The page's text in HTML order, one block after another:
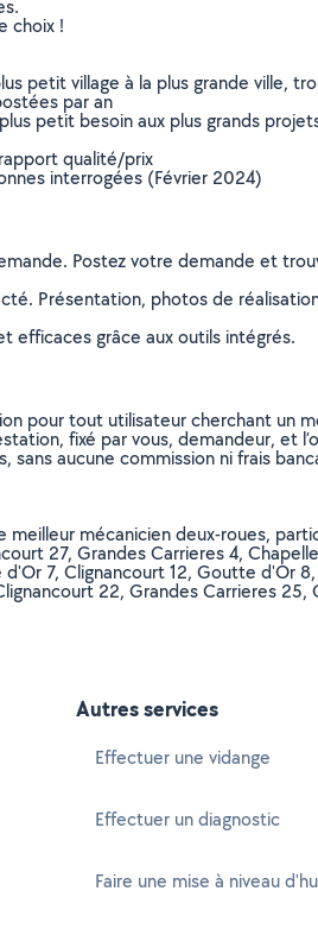
choix !
petit village à la plus grande ville,
par an
petit besoin aux plus grands
qualité/prix
interrogées (Février 2024)
Postez votre demande et
Présentation, photos de
efficaces grâce aux outils intégrés.
pour tout utilisateur cherchant un
fixé par vous, demandeur, et
aucune commission ni frais
mécanicien deux-roues,
27, Grandes Carrieres 4,
7, Clignancourt 12, Goutte d'Or
22, Grandes Carrieres
Autres services
Effectuer une vidange
Effectuer un diagnostic
Faire une mise à niveau